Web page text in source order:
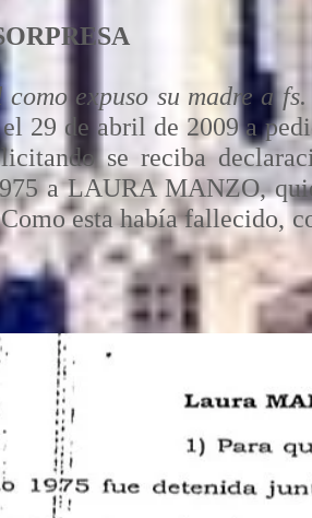
como expuso su madre a
29 de abril de 2009 a
se reciba
a LAURA MANZO,
esta había fallecido,